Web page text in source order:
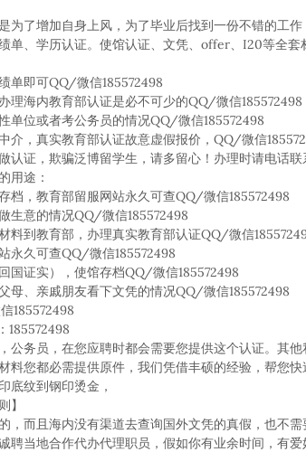
为了增加自身上风，为了毕业后找到一份不错的工
单、学历认证。使馆认证、文凭、offer、I20等全
单即可QQ/微信185572498
理海内教育部认证是必不可少的QQ/微信185572498
单位或者考公务员的情况QQ/微信185572498
介，真实教育部认证故意虚假报价，QQ/微信
认证，欺骗泛博留学生，请多留心！办理时请电话
用途：
档，教育部留服网站永久可查QQ/微信185572498
生意的情况QQ/微信185572498
料到教育部，办理真实教育部认证QQ/微信
永久可查QQ/微信185572498
国证实），使馆存档QQ/微信185572498
母、亲戚朋友看下文凭的情况QQ/微信185572498
185572498
185572498
公务员，在您应聘时都会需要您提供这个认证。其
料您都必需提供原件，我们凭借丰硕的经验，帮您
底纹到钢印烫金，
】
，而且海内没有渠道去查询国外文凭的真假，也不
聘当地合作代办代理职员，假如你有业余时间，有